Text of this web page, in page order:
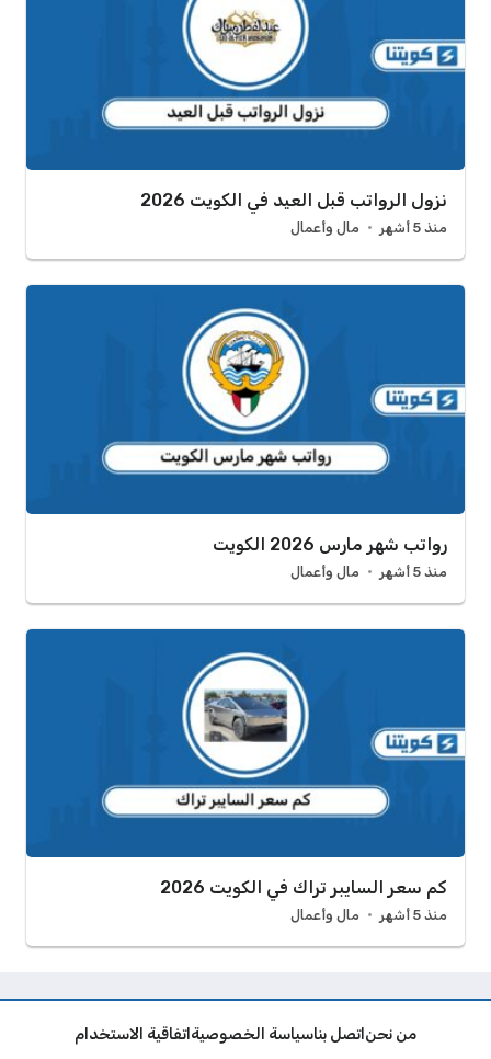
نزول الرواتب قبل العيد في الكويت 2026
منذ 5 أشهر مال وأعمال
رواتب شهر مارس 2026 الكويت
منذ 5 أشهر مال وأعمال
كم سعر السايبر تراك في الكويت 2026
منذ 5 أشهر مال وأعمال
من نحن اتصل بناسياسة الخصوصية اتفاقية الاستخدام